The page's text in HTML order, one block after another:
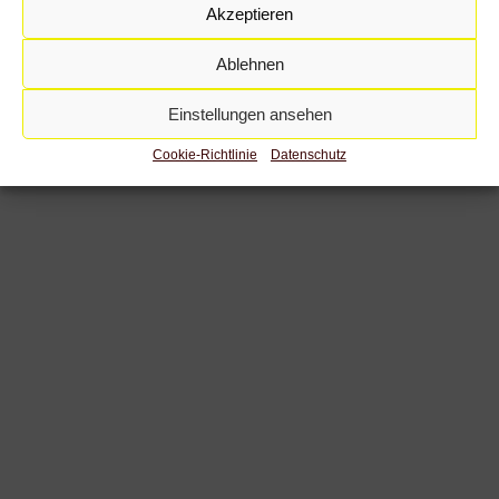
Akzeptieren
Ablehnen
Einstellungen ansehen
Cookie-Richtlinie Datenschutz